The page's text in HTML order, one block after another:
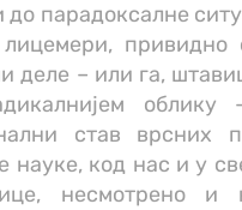
парадоксалне
привидно
деле – или га,
облику
став врсних
науке, код нас и у
несмотрено и